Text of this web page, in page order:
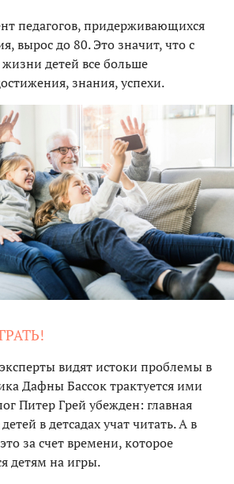
педагогов, придерживающихся
вырос до 80. Это значит, что с
детей все больше
знания, успехи.
видят истоки проблемы в
Дафны Бассок трактуется ими
Питер Грей убежден: главная
в детсадах учат читать. А в
за счет времени, которое
детям на игры.